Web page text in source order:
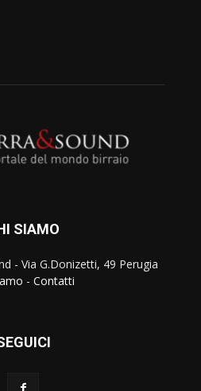
SIAMO
- Via G.Donizetti, 49 Perugia
- Contatti